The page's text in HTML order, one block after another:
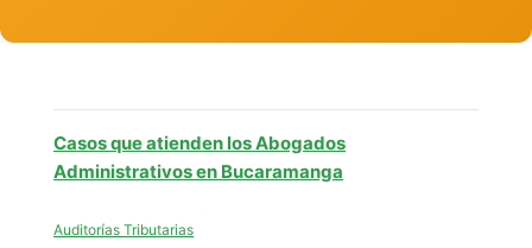
Casos que atienden los Abogados
Administrativos en Bucaramanga
Auditorías Tributarias